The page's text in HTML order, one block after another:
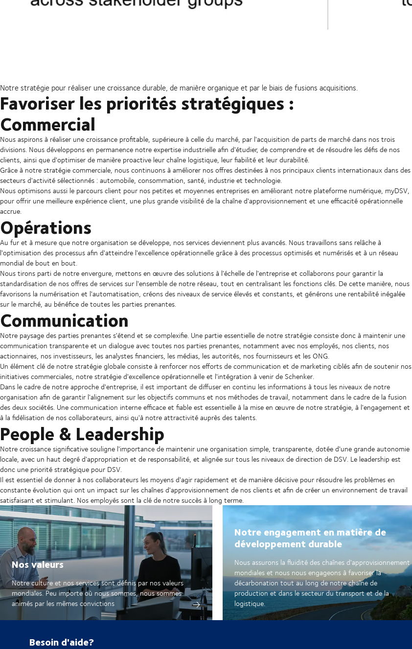
Notre stratégie pour réaliser une croissance durable, de manière organique et par le biais de fusions acquisitions.
Favoriser les priorités stratégiques :
Commercial
Nous aspirons à réaliser une croissance profitable, supérieure à celle du marché, par l'acquisition de parts de marché dans nos trois
divisions. Nous développons en permanence notre expertise industrielle afin d'étudier, de comprendre et de résoudre les défis de nos
clients, ainsi que d'optimiser de manière proactive leur chaîne logistique, leur fiabilité et leur durabilité.
Grâce à notre stratégie commerciale, nous continuons à améliorer nos offres destinées à nos principaux clients internationaux dans des
secteurs d'activité sélectionnés : automobile, consommation, santé, industrie et technologie.
Nous optimisons aussi le parcours client pour nos petites et moyennes entreprises en améliorant notre plateforme numérique, myDSV,
pour offrir une meilleure expérience client, une plus grande visibilité de la chaîne d'approvisionnement et une efficacité opérationnelle
accrue.
Opérations
Au fur et à mesure que notre organisation se développe, nos services deviennent plus avancés. Nous travaillons sans relâche à
l'optimisation des processus afin d'atteindre l'excellence opérationnelle grâce à des processus optimisés et numérisés et à un réseau
mondial de bout en bout.
Nous tirons parti de notre envergure, mettons en œuvre des solutions à l'échelle de l'entreprise et collaborons pour garantir la
standardisation de nos offres de services sur l'ensemble de notre réseau, tout en centralisant les fonctions clés. De cette manière, nous
favorisons la numérisation et l'automatisation, créons des niveaux de service élevés et constants, et générons une rentabilité inégalée
sur le marché, au bénéfice de toutes les parties prenantes.
Communication
Notre paysage des parties prenantes s'étend et se complexifie. Une partie essentielle de notre stratégie consiste donc à maintenir une
communication transparente et un dialogue avec toutes nos parties prenantes, notamment avec nos employés, nos clients, nos
actionnaires, nos investisseurs, les analystes financiers, les médias, les autorités, nos fournisseurs et les ONG.
Un élément clé de notre stratégie globale consiste à renforcer nos efforts de communication et de marketing ciblés afin de soutenir nos
initiatives commerciales, notre stratégie d'excellence opérationnelle et l'intégration à venir de Schenker.
Dans le cadre de notre approche d'entreprise, il est important de diffuser en continu les informations à tous les niveaux de notre
organisation afin de garantir l'alignement sur les objectifs communs et nos méthodes de travail, notamment dans le cadre de la fusion
des deux sociétés. Une communication interne efficace et fiable est essentielle à la mise en œuvre de notre stratégie, à l'engagement et
à la fidélisation de nos collaborateurs, ainsi qu'à notre attractivité auprès des talents.
People & Leadership
Notre croissance significative souligne l'importance de maintenir une organisation simple, transparente, dotée d'une grande autonomie
locale, avec un haut degré d'appropriation et de responsabilité, et alignée sur tous les niveaux de direction de DSV. Le leadership est
donc une priorité stratégique pour DSV.
Il est essentiel de donner à nos collaborateurs les moyens d'agir rapidement et de manière décisive pour résoudre les problèmes en
constante évolution qui ont un impact sur les chaînes d'approvisionnement de nos clients et afin de créer un environnement de travail
satisfaisant et stimulant. Nos employés sont la clé de notre succès à long terme.
Nos valeurs
Notre culture et nos services sont définis par nos valeurs
mondiales. Peu importe où nous sommes, nous sommes
animés par les mêmes convictions
Notre engagement en matière de
développement durable
Nous assurons la fluidité des chaînes d'approvisionnement
mondiales et nous nous engageons à favoriser la
décarbonation tout au long de notre chaîne de
production et dans le secteur du transport et de la
logistique.
Besoin d'aide?